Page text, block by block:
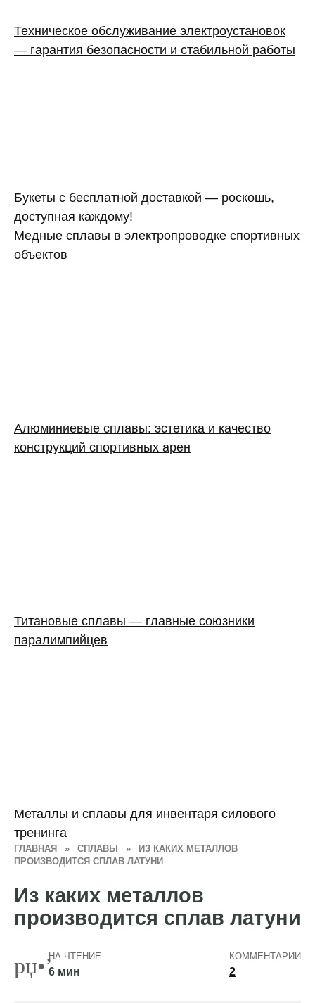
ГЛАВНАЯ » СПЛАВЫ »
ИЗ КАКИХ МЕТАЛЛОВ
ПРОИЗВОДИТСЯ СПЛАВ ЛАТУНИ
Из каких металлов
производится сплав латуни
НА ЧТЕНИЕ
6 мин
КОММЕНТАРИИ
2
Техническое обслуживание электроустановок
— гарантия безопасности и стабильной работы
Букеты с бесплатной доставкой — роскошь,
доступная каждому!
Медные сплавы в электропроводке спортивных
объектов
Алюминиевые сплавы: эстетика и качество
конструкций спортивных арен
Титановые сплавы — главные союзники
паралимпийцев
Металлы и сплавы для инвентаря силового
тренинга